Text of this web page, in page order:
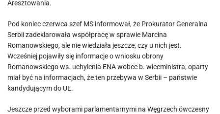
Aresztowania.
Pod koniec czerwca szef MS informował, że Prokurator Generalna
Serbii zadeklarowała współpracę w sprawie Marcina
Romanowskiego, ale nie wiedziała jeszcze, czy u nich jest.
Wcześniej pojawiły się informacje o wniosku obrony
Romanowskiego ws. uchylenia ENA wobec b. wiceministra; oparty
miał być na informacjach, że ten przebywa w Serbii – państwie
kandydującym do UE.
Jeszcze przed wyborami parlamentarnymi na Węgrzech ówczesny